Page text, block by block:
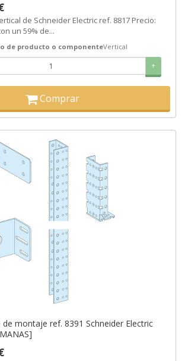
de Schneider Electric ref. 8817 Precio:
un 59% de...
de producto o componenteVertical
+
Comprar
montaje ref. 8391 Schneider Electric